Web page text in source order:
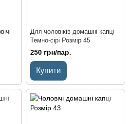
Для чоловіків домашні капці
Темно-сірі Розмір 45
250 грн/пар.
Купити